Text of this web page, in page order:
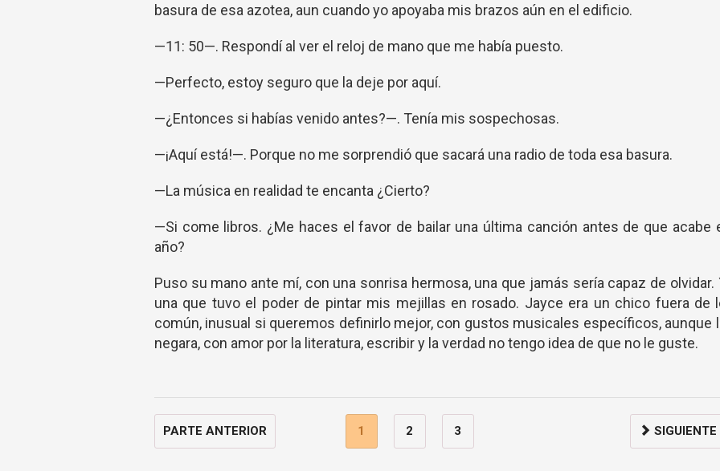
basura de esa azotea, aun cuando yo apoyaba mis brazos aún en el edificio.
—11: 50—. Respondí al ver el reloj de mano que me había puesto.
—Perfecto, estoy seguro que la deje por aquí.
—¿Entonces si habías venido antes?—. Tenía mis sospechosas.
—¡Aquí está!—. Porque no me sorprendió que sacará una radio de toda esa basura.
—La música en realidad te encanta ¿Cierto?
—Si come libros. ¿Me haces el favor de bailar una última canción antes de que acabe
año?
Puso su mano ante mí, con una sonrisa hermosa, una que jamás sería capaz de olvidar.
una que tuvo el poder de pintar mis mejillas en rosado. Jayce era un chico fuera de
común, inusual si queremos definirlo mejor, con gustos musicales específicos, aunque
negara, con amor por la literatura, escribir y la verdad no tengo idea de que no le guste.
PARTE ANTERIOR 1 2 3 SIGUIENTE